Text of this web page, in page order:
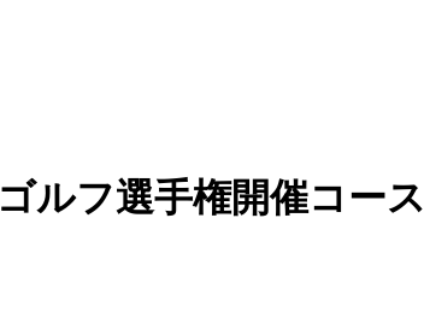
ルフ選手権開催コース